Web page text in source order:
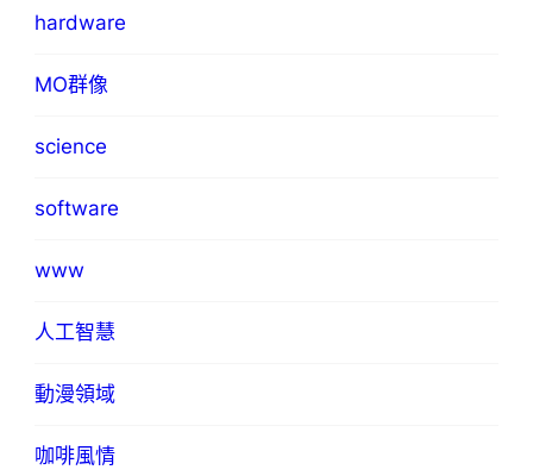
hardware
MO群像
science
software
www
人工智慧
動漫領域
咖啡風情